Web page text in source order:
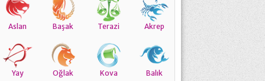
Aslan Başak Terazi Akrep
Yay Oğlak Kova Balık